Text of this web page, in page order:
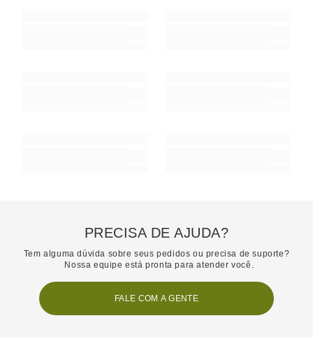
PRECISA DE AJUDA?
Tem alguma dúvida sobre seus pedidos ou precisa de suporte?
Nossa equipe está pronta para atender você.
FALE COM A GENTE